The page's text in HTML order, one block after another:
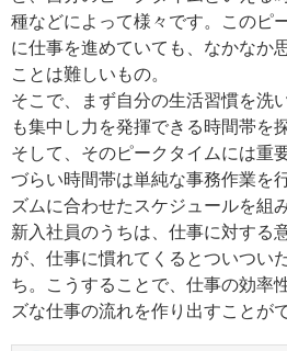
種などによって様々です。このピ
に仕事を進めていても、なかなか
ことは難しいもの。
そこで、まず自分の生活習慣を洗
も集中し力を発揮できる時間帯を
そして、そのピークタイムには重
づらい時間帯は単純な事務作業を
ズムに合わせたスケジュールを組
新入社員のうちは、仕事に対する
が、仕事に慣れてくるとついつい
ち。こうすることで、仕事の効率
ズな仕事の流れを作り出すことが